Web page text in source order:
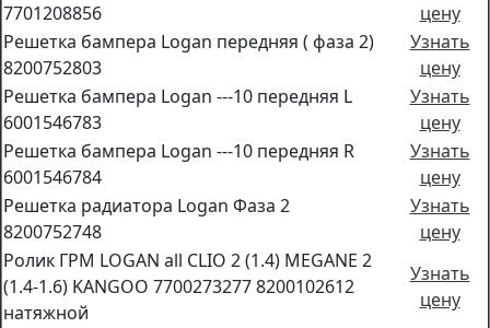
7701208856
цену
Решетка бампера Logan передняя ( фаза 2)
8200752803
Узнать
цену
Решетка бампера Logan ---10 передняя L
6001546783
Узнать
цену
Решетка бампера Logan ---10 передняя R
6001546784
Узнать
цену
Решетка радиатора Logan Фаза 2
8200752748
Узнать
цену
Ролик ГРМ LOGAN all CLIO 2 (1.4) MEGANE 2
(1.4-1.6) KANGOO 7700273277 8200102612
натяжной
Узнать
цену